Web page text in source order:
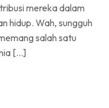
mereka dalam
hidup. Wah, sungguh
salah satu
[…]